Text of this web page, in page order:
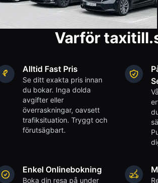
Varför
Alltid Fast Pris
Se ditt exakta pris innan
du bokar. Inga dolda
avgifter eller
överraskningar, oavsett
trafiksituation. Tryggt och
förutsägbart.
Enkel Onlinebokning
Boka din resa på under